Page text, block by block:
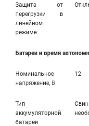
Защита от
перегрузки в
линейном
режиме
Батареи и время
Номинальное
напряжение, В
12
Тип
аккумуляторной
батареи